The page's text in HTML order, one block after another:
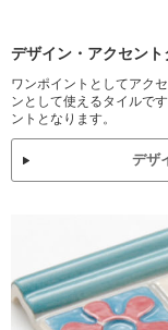
デザイン・アクセント
ワンポイントとしてアク
ンとして使えるタイルで
ントとなります。
デザ